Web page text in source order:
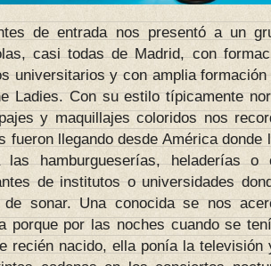
de entrada nos presentó a un
casi todas de Madrid, con
universitarios y con amplia
Ladies. Con su estilo típicamente
y maquillajes coloridos nos
fueron llegando desde América
las hamburgueserías, heladerías
de institutos o universidades
de sonar. Una conocida se nos
porque por las noches cuando se
recién nacido, ella ponía la